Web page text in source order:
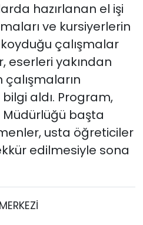
hazırlanan el işi
ve kursiyerlerin
çalışmalar
eserleri yakından
aldı. Program,
Müdürlüğü başta
usta öğreticiler
edilmesiyle sona